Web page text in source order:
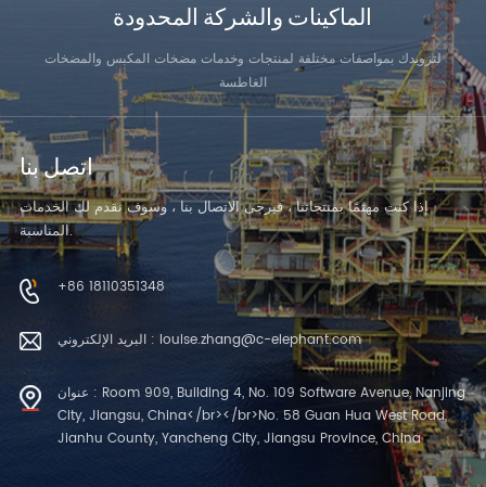
الماكينات والشركة المحدودة
لتزويدك بمواصفات مختلفة لمنتجات وخدمات مضخات المكبس والمضخات
الغاطسة
اتصل بنا
إذا كنت مهتمًا بمنتجاتنا ، فيرجى الاتصال بنا ، وسوف نقدم لك الخدمات
المناسبة.
+86 18110351348
البريد الإلكتروني : louise.zhang@c-elephant.com
عنوان : Room 909, Building 4, No. 109 Software Avenue, Nanjing
City, Jiangsu, China</br></br>No. 58 Guan Hua West Road,
Jianhu County, Yancheng City, Jiangsu Province, China